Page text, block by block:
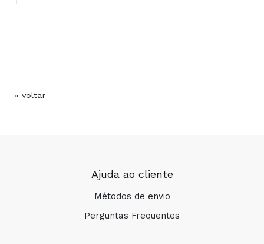
« voltar
Ajuda ao cliente
Métodos de envio
Perguntas Frequentes